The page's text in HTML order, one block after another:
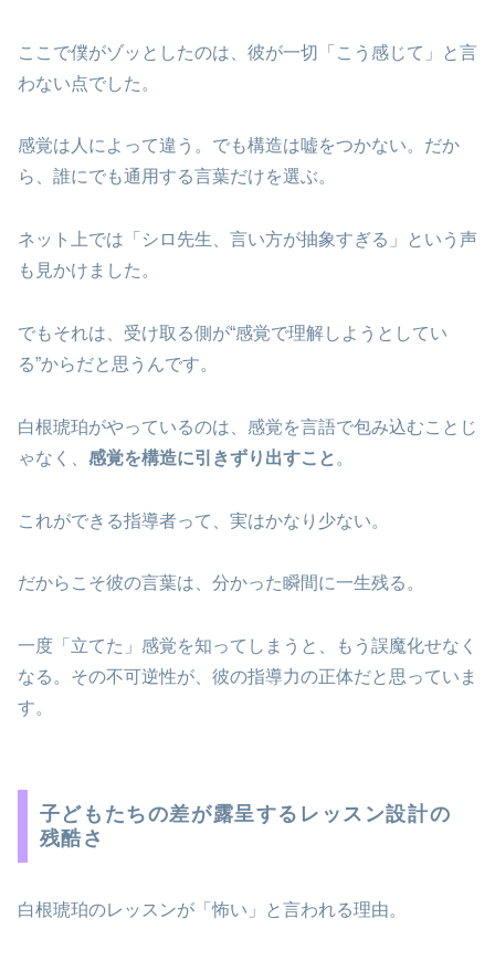
ここで僕がゾッとしたのは、彼が一切「こう感じて」と言
わない点でした。
感覚は人によって違う。でも構造は嘘をつかない。だか
ら、誰にでも通用する言葉だけを選ぶ。
ネット上では「シロ先生、言い方が抽象すぎる」という声
も見かけました。
でもそれは、受け取る側が“感覚で理解しようとしてい
る”からだと思うんです。
白根琥珀がやっているのは、感覚を言語で包み込むことじ
ゃなく、 感覚を構造に引きずり出すこと 。
これができる指導者って、実はかなり少ない。
だからこそ彼の言葉は、分かった瞬間に一生残る。
一度「立てた」感覚を知ってしまうと、もう誤魔化せなく
なる。その不可逆性が、彼の指導力の正体だと思っていま
す。
子どもたちの差が露呈するレッスン設計の
残酷さ
白根琥珀のレッスンが「怖い」と言われる理由。